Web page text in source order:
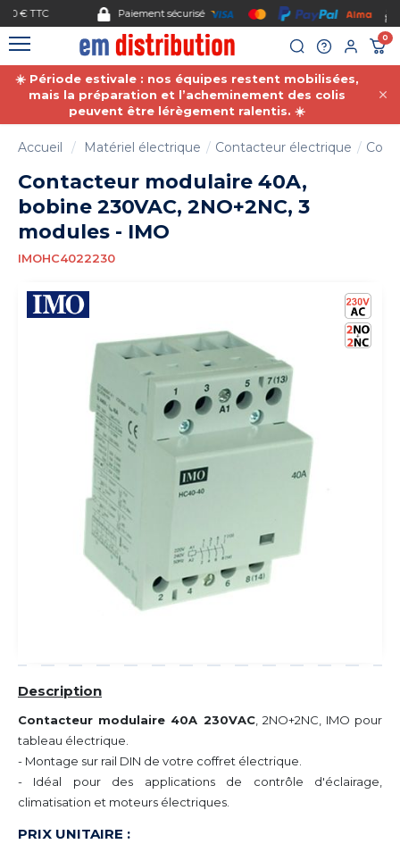
Paiement sécurisé
0
☀️ Période estivale : nos équipes restent mobilisées,
mais la préparation et l’acheminement des colis
peuvent être lérègement ralentis. ☀️
Accueil Matériel électrique Contacteur électrique
Contacteur modulaire 40A,
bobine 230VAC, 2NO+2NC, 3
modules - IMO
IMOHC4022230
Description
Contacteur modulaire 40A 230VAC, 2NO+2NC, IMO pour
tableau électrique.
- Montage sur rail DIN de votre coffret électrique.
- Idéal pour des applications de contrôle d'éclairage,
climatisation et moteurs électriques.
PRIX UNITAIRE :
Gestion des cookies